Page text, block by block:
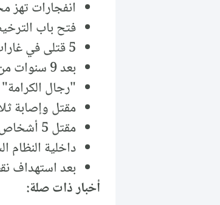
انفجارات تهز
فتح باب
5 قتلى في غارات إسرائيلية على مستودعات لـ "قوة الرضوان" في القصير بريف حمص.
بعد 9 سنوات من اعتقاله، مقتل شاب من درعا تحت التعذيب.
"رجال
مقتل وإصابة
مقتل 5 أشخاص بغارات إسرائيلية عنيفة على مدينة القصير في ريف حمص.
داخلية النظام السوري
بعد استهداف
أخبار ذات صلة: